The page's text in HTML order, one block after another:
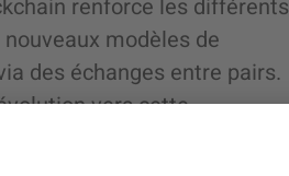
renforce les différents
modèles de
des échanges entre pairs.
vers cette
de la Blockchain, il